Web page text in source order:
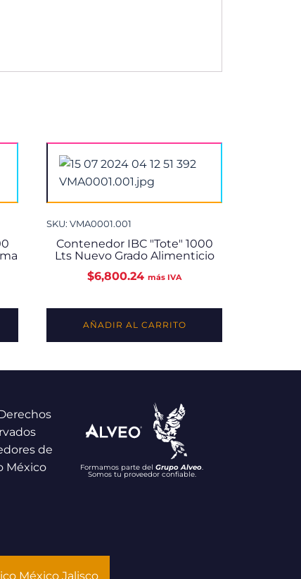
SKU: VMA0001.001
Contenedor IBC "Tote" 1000
Lts Nuevo Grado Alimenticio
$6,800.24 más IVA
AÑADIR AL CARRITO
de
México
Formamos parte del Grupo Alveo.
Somos tu proveedor confiable.
México Jalisco